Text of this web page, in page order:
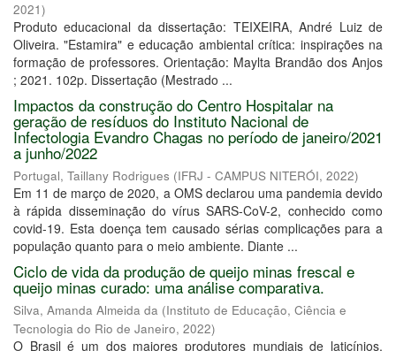
2021)
Produto educacional da dissertação: TEIXEIRA, André Luiz de
Oliveira. "Estamira" e educação ambiental crítica: inspirações na
formação de professores. Orientação: Maylta Brandão dos Anjos
; 2021. 102p. Dissertação (Mestrado ...
Impactos da construção do Centro Hospitalar na
geração de resíduos do Instituto Nacional de
Infectologia Evandro Chagas no período de janeiro/2021
a junho/2022
Portugal, Taillany Rodrigues (IFRJ - CAMPUS NITERÓI, 2022)
Em 11 de março de 2020, a OMS declarou uma pandemia devido
à rápida disseminação do vírus SARS-CoV-2, conhecido como
covid-19. Esta doença tem causado sérias complicações para a
população quanto para o meio ambiente. Diante ...
Ciclo de vida da produção de queijo minas frescal e
queijo minas curado: uma análise comparativa.
Silva, Amanda Almeida da (Instituto de Educação, Ciência e
Tecnologia do Rio de Janeiro, 2022)
O Brasil é um dos maiores produtores mundiais de laticínios,